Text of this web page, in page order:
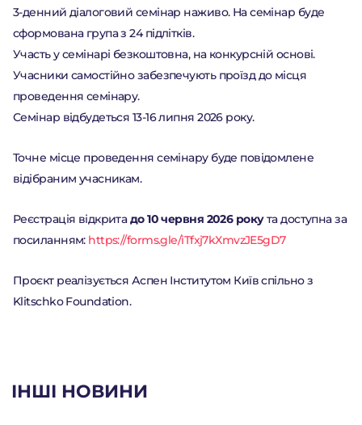
Перейти до платформи
3-денний діалоговий семінар наживо. На семінар буде
сформована група з 24 підлітків.
Участь у семінарі безкоштовна, на конкурсній основі.
Учасники самостійно забезпечують проїзд до місця
проведення семінару.
Семінар відбудеться 13-16 липня 2026 року.
Точне місце проведення семінару буде повідомлене
відібраним учасникам.
Реєстрація відкритадо 10 червня 2026 рокута доступна за
посиланням: https://forms.gle/iTfxj7kXmvzJE5gD7
Проєкт реалізується Аспен Інститутом Київ спільно з
Klitschko Foundation.
ІНШІ НОВИНИ